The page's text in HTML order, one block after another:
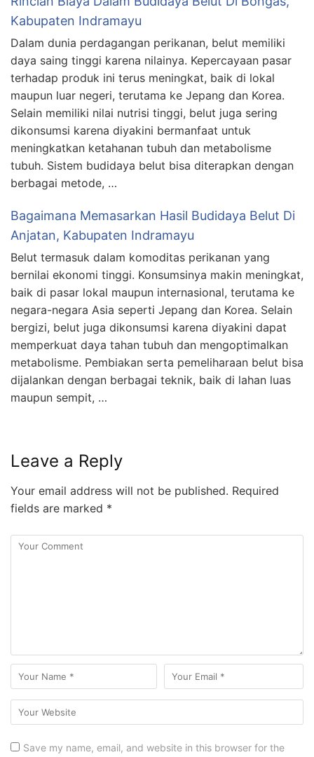
Kabupaten Indramayu
Dalam dunia perdagangan perikanan, belut memiliki
daya saing tinggi karena nilainya. Kepercayaan pasar
terhadap produk ini terus meningkat, baik di lokal
maupun luar negeri, terutama ke Jepang dan Korea.
Selain memiliki nilai nutrisi tinggi, belut juga sering
dikonsumsi karena diyakini bermanfaat untuk
meningkatkan ketahanan tubuh dan metabolisme
tubuh. Sistem budidaya belut bisa diterapkan dengan
berbagai metode, …
Bagaimana Memasarkan Hasil Budidaya Belut Di
Anjatan, Kabupaten Indramayu
Belut termasuk dalam komoditas perikanan yang
bernilai ekonomi tinggi. Konsumsinya makin meningkat,
baik di pasar lokal maupun internasional, terutama ke
negara-negara Asia seperti Jepang dan Korea. Selain
bergizi, belut juga dikonsumsi karena diyakini dapat
memperkuat daya tahan tubuh dan mengoptimalkan
metabolisme. Pembiakan serta pemeliharaan belut bisa
dijalankan dengan berbagai teknik, baik di lahan luas
maupun sempit, …
Leave a Reply
Your email address will not be published. Required
fields are marked *
Save my name, email, and website in this browser for the